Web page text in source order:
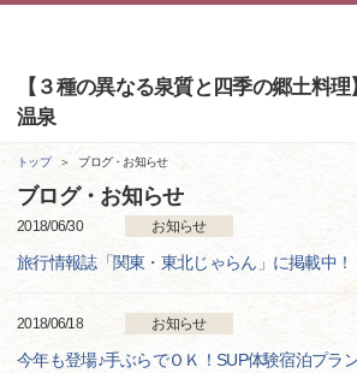
【３種の異なる泉質と四季の郷土料
温泉
トップ ブログ・お知らせ
ブログ・お知らせ
2018/06/30 お知らせ
旅行情報誌「関東・東北じゃらん」に掲載中！
2018/06/18 お知らせ
今年も登場♪手ぶらでＯＫ！SUP体験宿泊プラ